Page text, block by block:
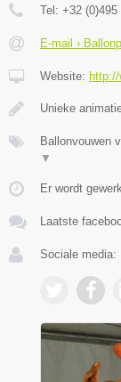
Tel: +32 (0)495
E-mail ›
Website:
Unieke
Ballonvouwen
▼
Er wordt
Laatste
Sociale media: